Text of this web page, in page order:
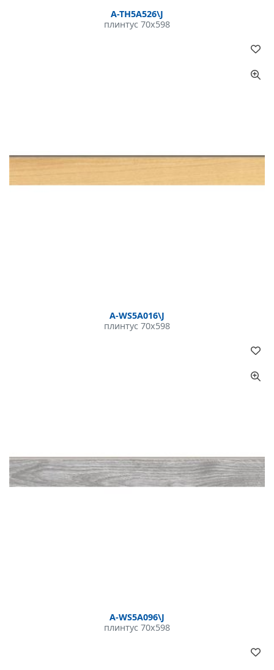
A-TH5A526\J
плинтус 70x598
A-WS5A016\J
плинтус 70x598
A-WS5A096\J
плинтус 70x598